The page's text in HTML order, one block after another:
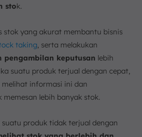
stok.
stok yang akurat membantu bisnis
taking , serta melakukan
pengambilan keputusan lebih
suatu produk terjual dengan cepat,
melihat informasi ini dan
lebih banyak stok.
produk tidak terjual dengan